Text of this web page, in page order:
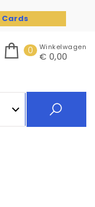
Cards
0 Winkelwagen
€ 0,00